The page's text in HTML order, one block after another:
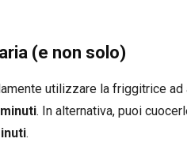
(e non solo)
utilizzare la friggitrice ad
. In alternativa, puoi
.